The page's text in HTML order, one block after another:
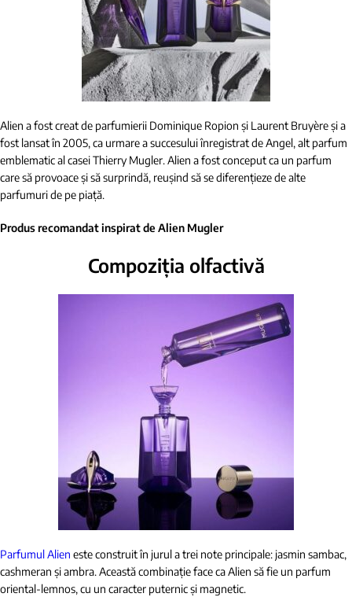
Alien a fost creat de parfumierii Dominique Ropion și Laurent Bruyère și a
fost lansat în 2005, ca urmare a succesului înregistrat de Angel, alt parfum
emblematic al casei Thierry Mugler. Alien a fost conceput ca un parfum
care să provoace și să surprindă, reușind să se diferențieze de alte
parfumuri de pe piață.
Produs recomandat inspirat de Alien Mugler
Compoziția olfactivă
Parfumul Alien este construit în jurul a trei note principale: jasmin sambac,
cashmeran și ambra. Această combinație face ca Alien să fie un parfum
oriental-lemnos, cu un caracter puternic și magnetic.